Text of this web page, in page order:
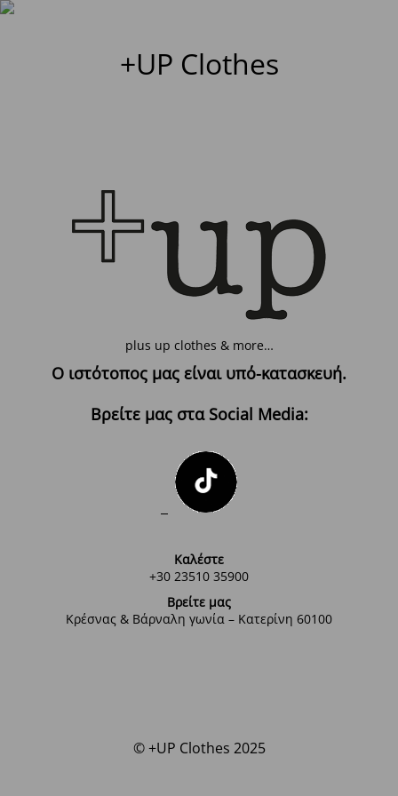
+UP Clothes
plus up clothes & more…
Ο ιστότοπος μας είναι υπό-κατασκευή.
Βρείτε μας στα Social Media:
Καλέστε
+30 23510 35900
Βρείτε μας
Κρέσνας & Βάρναλη γωνία – Κατερίνη 60100
© +UP Clothes 2025